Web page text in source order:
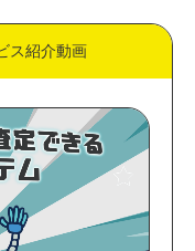
ス紹介動画